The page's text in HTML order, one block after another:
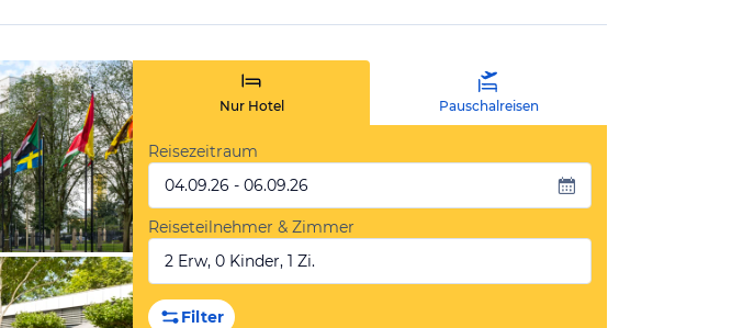
Nur Hotel Pauschalreisen
Reisezeitraum
04.09.26 - 06.09.26
Reiseteilnehmer & Zimmer
2 Erw, 0 Kinder, 1 Zi.
Filter